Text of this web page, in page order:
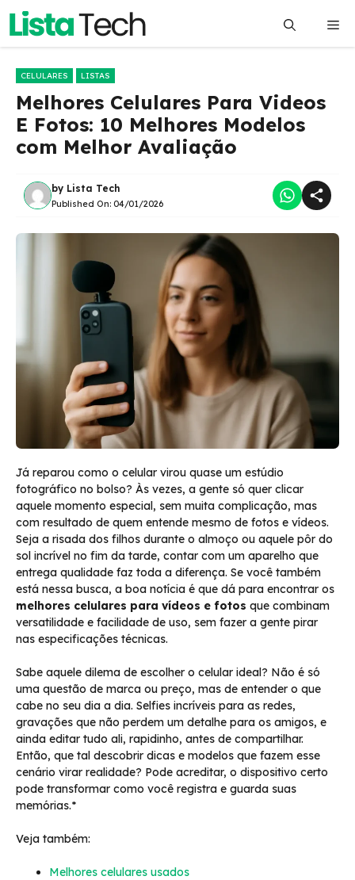
Pular
o
CELULARES LISTAS
Melhores Celulares Para Videos
E Fotos: 10 Melhores Modelos
com Melhor Avaliação
by Lista Tech
Published On: 04/01/2026
Já reparou como o celular virou quase um estúdio
fotográfico no bolso? Às vezes, a gente só quer clicar
aquele momento especial, sem muita complicação, mas
com resultado de quem entende mesmo de fotos e vídeos.
Seja a risada dos filhos durante o almoço ou aquele pôr do
sol incrível no fim da tarde, contar com um aparelho que
entrega qualidade faz toda a diferença. Se você também
está nessa busca, a boa notícia é que dá para encontrar os
melhores celulares para vídeos e fotos que combinam
versatilidade e facilidade de uso, sem fazer a gente pirar
nas especificações técnicas.
Sabe aquele dilema de escolher o celular ideal? Não é só
uma questão de marca ou preço, mas de entender o que
cabe no seu dia a dia. Selfies incríveis para as redes,
gravações que não perdem um detalhe para os amigos, e
ainda editar tudo ali, rapidinho, antes de compartilhar.
Então, que tal descobrir dicas e modelos que fazem esse
cenário virar realidade? Pode acreditar, o dispositivo certo
pode transformar como você registra e guarda suas
memórias.*
Veja também:
Melhores celulares usados